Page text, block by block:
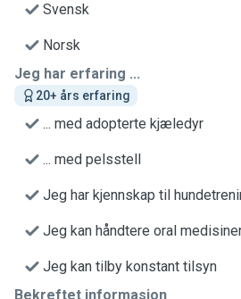
Svensk
Norsk
Jeg har erfaring ...
20+ års erfaring
... med adopterte kjæledyr
... med pelsstell
Jeg har kjennskap til
Jeg kan håndtere oral
Jeg kan tilby konstant tilsyn
Bekreftet informasjon